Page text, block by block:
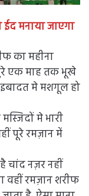
मनाया जाएगा
का महीना
एक माह तक भूखे
मे मशगूल हो
मे भारी
पूरे रमज़ान में
चांद नज़र नहीं
वहीं रमज़ान शरीफ